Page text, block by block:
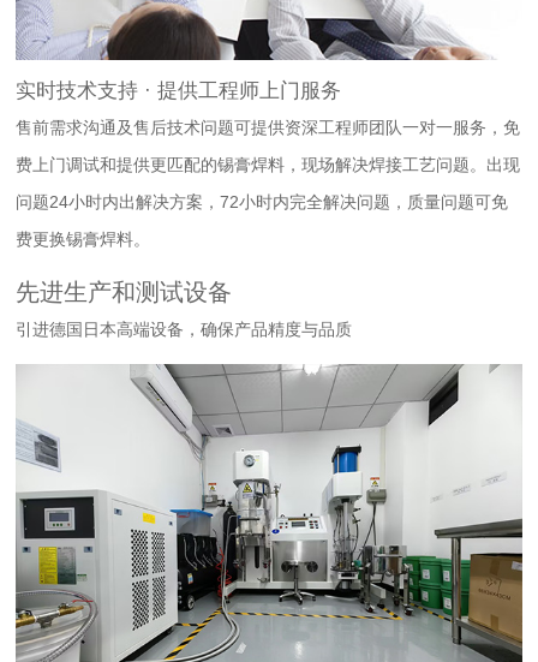
实时技术支持 · 提供工程师上门服务
售前需求沟通及售后技术问题可提供资深工程师团队一对一服务，免
费上门调试和提供更匹配的锡膏焊料，现场解决焊接工艺问题。出现
问题24小时内出解决方案，72小时内完全解决问题，质量问题可免
费更换锡膏焊料。
先进生产和测试设备
引进德国日本高端设备，确保产品精度与品质